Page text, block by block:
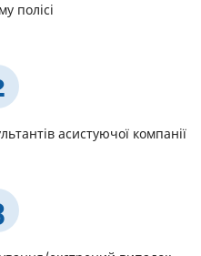
полісі
асистуючої компанії